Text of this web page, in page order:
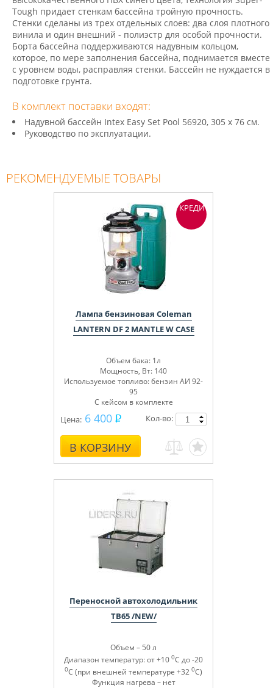
Tough придает стенкам бассейна тройную прочность.
Стенки сделаны из трех отдельных слоев: два слоя плотного
винила и один внешний - полиэстр для особой прочности.
Борта бассейна поддерживаются надувным кольцом,
которое, по мере заполнения бассейна, поднимается вместе
с уровнем воды, расправляя стенки. Бассейн не нуждается в
подготовке грунта.
В комплект поставки входят:
Надувной бассейн Intex Easy Set Pool 56920, 305 х 76 см.
Руководство по эксплуатации.
РЕКОМЕНДУЕМЫЕ ТОВАРЫ
Лампа бензиновая Coleman
LANTERN DF 2 MANTLE W CASE
Объем бака: 1л
Мощность, Вт: 140
Используемое топливо: бензин АИ 92-
95
С кейсом в комплекте
Цена: 6 400
В КОРЗИНУ
Кол-во:
КРЕДИТ
Переносной автохолодильник
TB65 /NEW/
Объем – 50 л
Диапазон температур: от +10 0С до -20
0С (при внешней температуре +32 0С)
Функция нагрева – нет